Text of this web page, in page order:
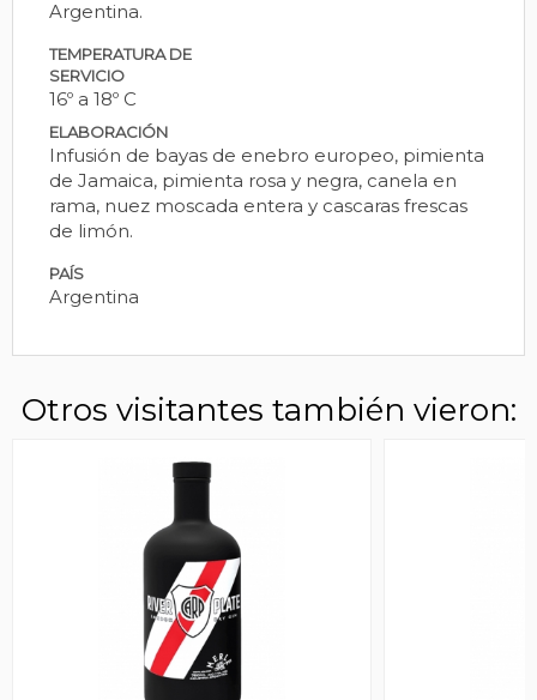
Argentina.
TEMPERATURA DE
SERVICIO
16º a 18º C
ELABORACIÓN
Infusión de bayas de enebro europeo, pimienta
de Jamaica, pimienta rosa y negra, canela en
rama, nuez moscada entera y cascaras frescas
de limón.
PAÍS
Argentina
Otros visitantes también vieron: